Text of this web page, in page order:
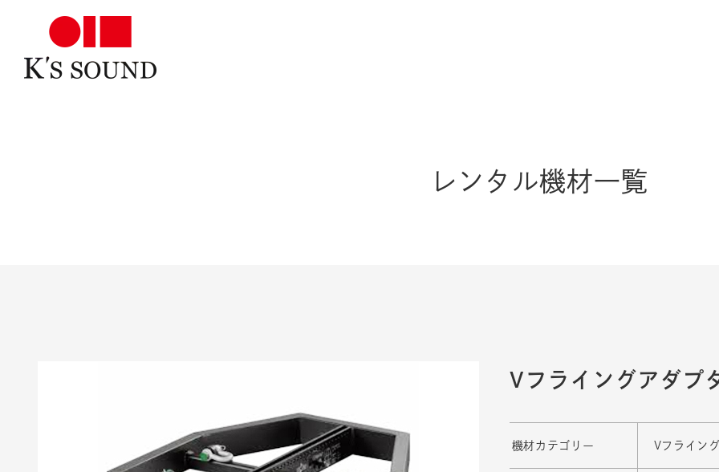
レンタル機材一覧
Vフライングアダプ
機材カテゴリー Vフライン